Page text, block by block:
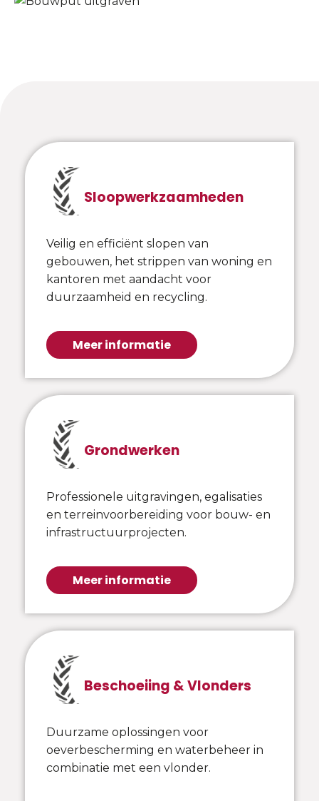
Sloopwerkzaamheden
Veilig en efficiënt slopen van
gebouwen, het strippen van woning en
kantoren met aandacht voor
duurzaamheid en recycling.
Meer informatie
Grondwerken
Professionele uitgravingen, egalisaties
en terreinvoorbereiding voor bouw- en
infrastructuurprojecten.
Meer informatie
Beschoeiing & Vlonders
Duurzame oplossingen voor
oeverbescherming en waterbeheer in
combinatie met een vlonder.